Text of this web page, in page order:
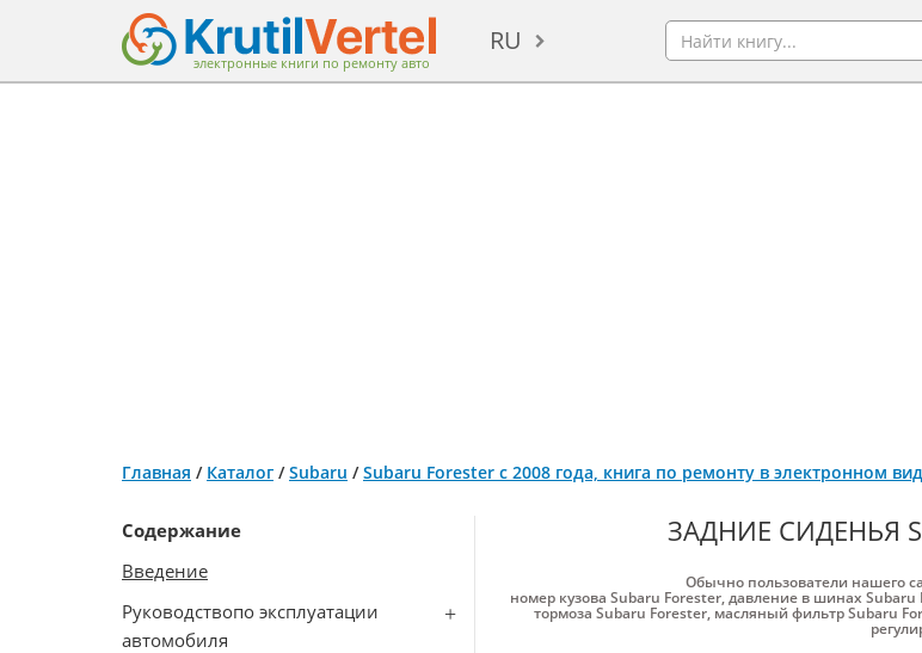
электронные книги по ремонту авто
RU
Главная / Каталог /Subaru /Subaru Forester с 2008 года, книга по ремонту в электронном
Содержание
Введение
Руководствопо эксплуатации
автомобиля
ЗАДНИЕ СИДЕНЬЯ
Обычно пользователи нашего
номер кузова Subaru Forester,давление в шинах Subaru
тормоза Subaru Forester, масляный фильтр Subaru